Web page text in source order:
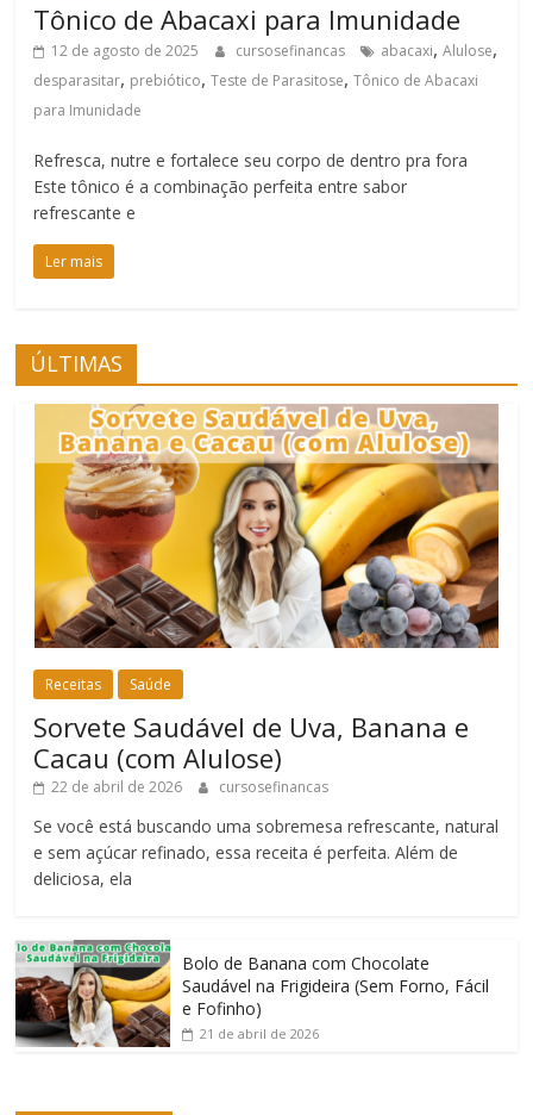
Tônico de Abacaxi para Imunidade
12 de agosto de 2025 cursosefinancas abacaxi,Alulose,
desparasitar, prebiótico,Teste de Parasitose,Tônico de Abacaxi
para Imunidade
Refresca, nutre e fortalece seu corpo de dentro pra fora
Este tônico é a combinação perfeita entre sabor
refrescante e
Ler mais
ÚLTIMAS
Receitas Saúde
Sorvete Saudável de Uva, Banana e
Cacau (com Alulose)
22 de abril de 2026 cursosefinancas
Se você está buscando uma sobremesa refrescante, natural
e sem açúcar refinado, essa receita é perfeita. Além de
deliciosa, ela
Bolo de Banana com Chocolate
Saudável na Frigideira (Sem Forno, Fácil
e Fofinho)
21 de abril de 2026